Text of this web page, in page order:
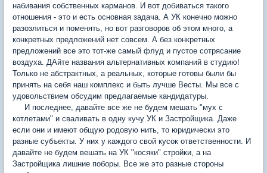
набивания собственных карманов. И вот добиваться такого
отношения - это и есть основная задача. А УК конечно можно
разозлиться и поменять, но вот разговоров об этом много, а
конкретных предложений нет совсем. А без конкретных
предложений все это тот-же самый флуд и пустое сотрясание
воздуха. ДАйте названия альтернативных компаний в студию!
Только не абстрактных, а реальных, которые готовы были бы
принять на себя наш комплекс и быть лучше Весты. Мы все с
удовольствием обсудим предлагаемые кандидатуры.
И последнее, давайте все же не будем мешать "мух с
котлетами" и сваливать в одну кучу УК и Застройщика. Даже
если они и имеют общую родовую нить, то юридически это
разные субъекты. У них у каждого свой кусок ответственности. И
давайте не будем вешать на УК "косяки" стройки, а на
Застройщика лишние поборы. Все же это разные стороны